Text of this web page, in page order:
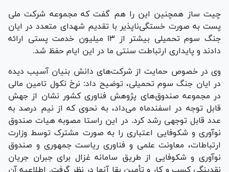
چیت ساز همچنین این را هم گفت که مجموعه شرکت ملی
پست به صورت خستگی‌ناپذیر با تقدیم شهدای متعدد در ایان
جنگ سوم تحمیلی بیشتر از ۱۳ میلیون خدمت پستی ارائه
دادند و پایداری ارتباطت سنتی ما در این ایام حفظ شد.
وی در خصوص حمایت از شرکت‌های دانش بنیان آسیب دیده
در ایان جنگ سوم تحمیلی، توضیح داد: نرخ نکول تامین مالی
در مجموعه صندوق‌های پژوهش فناوری کشور نشان از جهش
قابل توجه در اسفندماه می‌داد، به نحوی که از نیم درصد به
عدد قابل توجهی رشد کرد. در این راستا مصوبه هیات صندوق
نوآوری و شکوفایی اعتباری را به صورت مشترک توسط وزارت
ارتباطات، معاونت علمی و فناوری ریاست جمهوری و صندوق
نوآوری و شکوفایی از طریق سامانه غزال برای جبران جریان
نقدینگی کسب و کار و تأمین بقا آنها در نظر گرفت. اطلاعیه آن